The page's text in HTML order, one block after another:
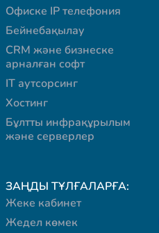
Офиске IP телефония
Бейнебақылау
CRM және бизнеске
арналған софт
IT аутсорсинг
Хостинг
Бұлтты инфрақұрылым
және серверлер
ЗАҢДЫ ТҰЛҒАЛАРҒА:
Жеке кабинет
Жедел көмек